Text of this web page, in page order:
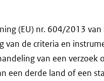
(EU) nr. 604/2013 van
van de criteria en
van een
een derde land of een